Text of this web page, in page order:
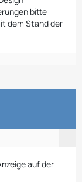
bitte
dem Stand der
auf der